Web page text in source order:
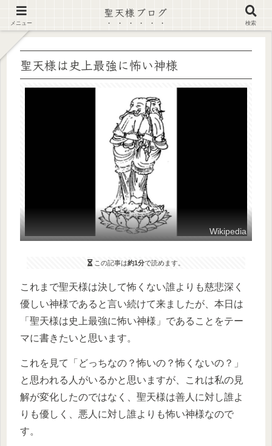
【注意喚起】偽サイト及び偽情報に注意 ▶確認する◀
聖天様は史上最強に怖い神様
Wikipedia
この記事は約1分で読めます。
これまで聖天様は決して怖くない誰よりも慈悲深く
優しい神様であると言い続けて来ましたが、本日は
「聖天様は史上最強に怖い神様」であることをテー
マに書きたいと思います。
これを見て「どっちなの？怖いの？怖くないの？」
と思われる人がいるかと思いますが、これは私の見
解が変化したのではなく、聖天様は善人に対し誰よ
りも優しく、悪人に対し誰よりも怖い神様なので
す。
メニュー
聖天様ブログ
検索